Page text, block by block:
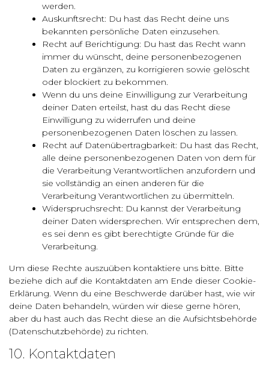
werden.
Auskunftsrecht: Du hast das Recht deine uns
bekannten persönliche Daten einzusehen.
Recht auf Berichtigung: Du hast das Recht wann
immer du wünscht, deine personenbezogenen
Daten zu ergänzen, zu korrigieren sowie gelöscht
oder blockiert zu bekommen.
Wenn du uns deine Einwilligung zur Verarbeitung
deiner Daten erteilst, hast du das Recht diese
Einwilligung zu widerrufen und deine
personenbezogenen Daten löschen zu lassen.
Recht auf Datenübertragbarkeit: Du hast das Recht,
alle deine personenbezogenen Daten von dem für
die Verarbeitung Verantwortlichen anzufordern und
sie vollständig an einen anderen für die
Verarbeitung Verantwortlichen zu übermitteln.
Widerspruchsrecht: Du kannst der Verarbeitung
deiner Daten widersprechen. Wir entsprechen dem,
es sei denn es gibt berechtigte Gründe für die
Verarbeitung.
Um diese Rechte auszuüben kontaktiere uns bitte. Bitte
beziehe dich auf die Kontaktdaten am Ende dieser Cookie-
Erklärung. Wenn du eine Beschwerde darüber hast, wie wir
deine Daten behandeln, würden wir diese gerne hören,
aber du hast auch das Recht diese an die Aufsichtsbehörde
(Datenschutzbehörde) zu richten.
10. Kontaktdaten